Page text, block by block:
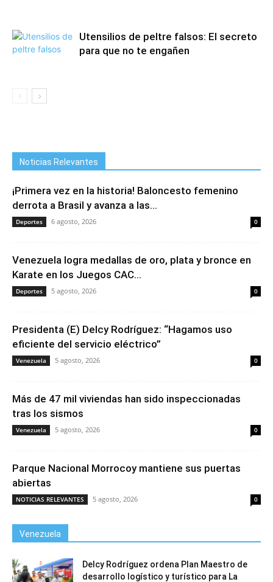
Utensilios de peltre falsos: El secreto
para que no te engañen
Noticias Relevantes
¡Primera vez en la historia! Baloncesto femenino
derrota a Brasil y avanza a las...
Deportes 6 agosto, 2026 0
Venezuela logra medallas de oro, plata y bronce en
Karate en los Juegos CAC...
Deportes 5 agosto, 2026 0
Presidenta (E) Delcy Rodríguez: “Hagamos uso
eficiente del servicio eléctrico”
Venezuela 5 agosto, 2026 0
Más de 47 mil viviendas han sido inspeccionadas
tras los sismos
Venezuela 5 agosto, 2026 0
Parque Nacional Morrocoy mantiene sus puertas
abiertas
NOTICIAS RELEVANTES 5 agosto, 2026 0
Venezuela
Delcy Rodríguez ordena Plan Maestro de
desarrollo logístico y turístico para La